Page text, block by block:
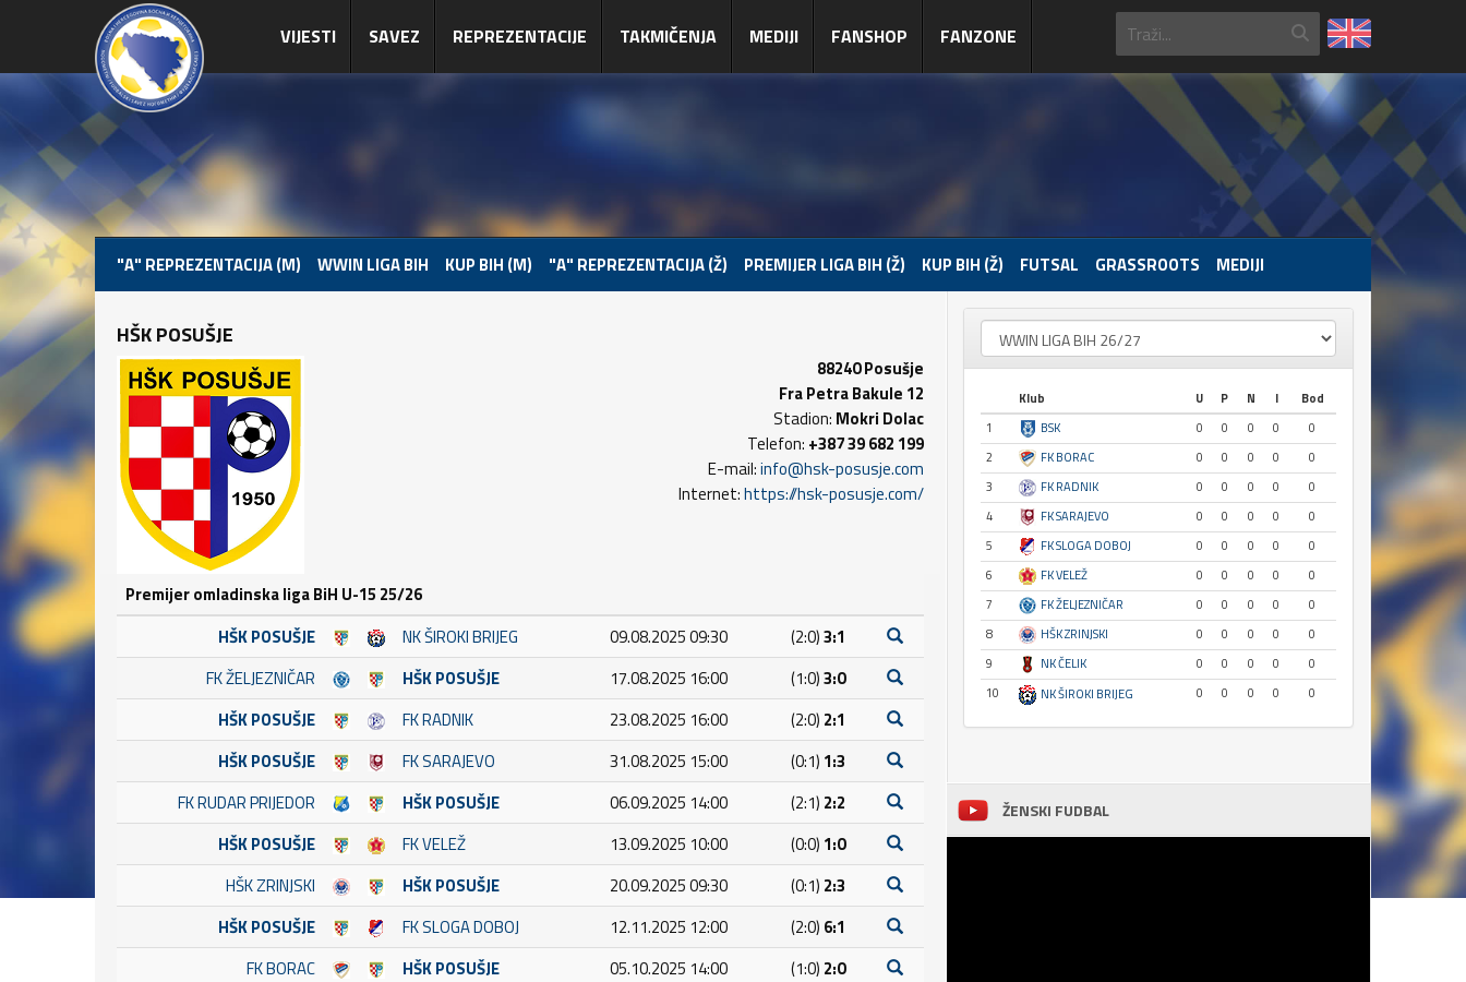
VIJESTI SAVEZ REPREZENTACIJE TAKMIČENJA MEDIJI FANSHOP FANZONE
"A" REPREZENTACIJA (M) WWIN LIGA BIH KUP BIH (M) "A" REPREZENTACIJA (Ž) PREMIJER LIGA BIH (Ž) KUP BIH (Ž) FUTSAL GRASSROOTS MEDIJI
HŠK POSUŠJE
88240 Posušje
Fra Petra Bakule 12
Stadion: Mokri Dolac
Telefon: +387 39 682 199
E-mail:info@hsk-posusje.com
Internet:https://hsk-posusje.com/
Premijer omladinska liga BiH U-15 25/26
HŠK POSUŠJE
NK ŠIROKI BRIJEG 09.08.2025 09:30 (2:0)3:1
FK ŽELJEZNIČAR
HŠK POSUŠJE 17.08.2025 16:00 (1:0)3:0
HŠK POSUŠJE
FK RADNIK 23.08.2025 16:00 (2:0) 2:1
HŠK POSUŠJE
FK SARAJEVO 31.08.2025 15:00 (0:1) 1:3
FK RUDAR PRIJEDOR
HŠK POSUŠJE 06.09.2025 14:00 (2:1) 2:2
HŠK POSUŠJE
FK VELEŽ 13.09.2025 10:00 (0:0) 1:0
HŠK ZRINJSKI
HŠK POSUŠJE 20.09.2025 09:30 (0:1) 2:3
HŠK POSUŠJE
FK SLOGA DOBOJ 12.11.2025 12:00 (2:0) 6:1
FK BORAC
HŠK POSUŠJE 05.10.2025 14:00 (1:0) 2:0
Klub U P N I
Bod
1
BSK 0 0 0 0
0
2
FK BORAC 0 0 0 0
0
3
FK RADNIK 0 0 0 0
0
4
FK SARAJEVO 0 0 0 0
0
5
FK SLOGA DOBOJ 0 0 0 0
0
6
FK VELEŽ 0 0 0 0
0
7
FK ŽELJEZNIČAR 0 0 0 0
0
8
HŠK ZRINJSKI 0 0 0 0
0
9
NK ČELIK 0 0 0 0
0
10
NK ŠIROKI BRIJEG 0 0 0 0 0
ŽENSKI FUDBAL